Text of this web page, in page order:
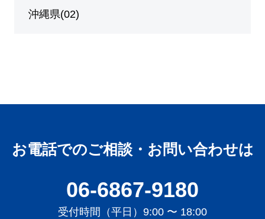
沖縄県(02)
お電話でのご相談・お問い合わせは
06-6867-9180
受付時間（平日）9:00 〜 18:00